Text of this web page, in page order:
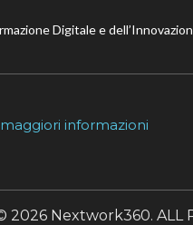
Digitale e
informazioni
Nextwork360. ALL